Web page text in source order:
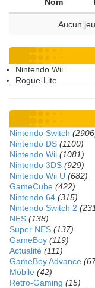
Aucun
Nintendo Wii
Rogue-Lite
Nintendo Switch
Nintendo DS (1100)
Nintendo Wii (1081)
Nintendo 3DS (929)
Nintendo Wii U (682)
GameCube (422)
Nintendo 64 (315)
Nintendo Switch 2
NES (138)
Super NES (137)
GameBoy (119)
Actualité (111)
GameBoy Advance
Mobile (42)
Retro-Gaming (15)